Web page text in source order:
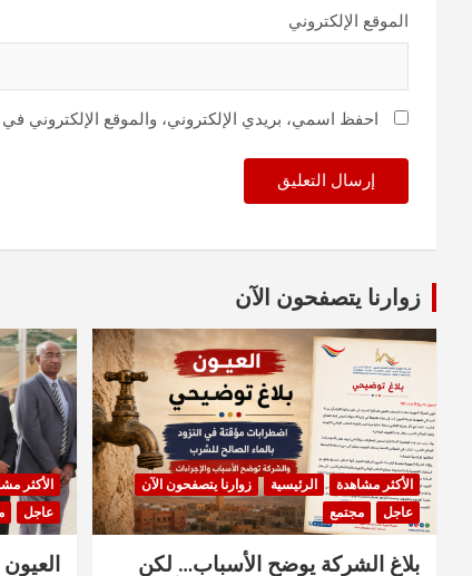
الموقع الإلكتروني
احفظ اسمي، بريدي الإلكتروني، والموقع الإلكتروني
زوارنا يتصفحون الآن
الأكثر مشاهدة الرئيسية
زوارنا يتصفحون الآن
عاجل
مجتمع
بلاغ الشركة يوضح الأسباب… لكن
الأكثر
عاجل